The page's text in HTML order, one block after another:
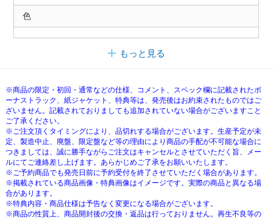
色
もっと見る
※商品の限定・初回・通常などの仕様、コメント、スペック欄に記載されたボ
ーナストラック、紙ジャケット、特典等は、発売後はお約束されたものではご
ざいません。記載されておりましても追加されていない場合がございますこと
ご了承ください。
※ご注文頂くタイミングにより、品切れする場合がございます。生産予定が未
定、製造中止、廃盤、限定盤など等の理由により商品の手配が不可能な場合に
つきましては、誠に勝手ながらご注文はキャンセルとさせていただく旨、メー
ルにてご連絡差し上げます。あらかじめご了承をお願いいたします。
※ご予約商品でも発売日前に予約受付を終了させていただく場合があります。
※掲載されている商品画像・特典画像はイメージです。実際の商品と異なる場
合があります。
※特典内容・商品仕様は予告なく変更になる場合がございます。
※商品の性質上、商品開封後の交換・返品は行っておりません。再生不良等の